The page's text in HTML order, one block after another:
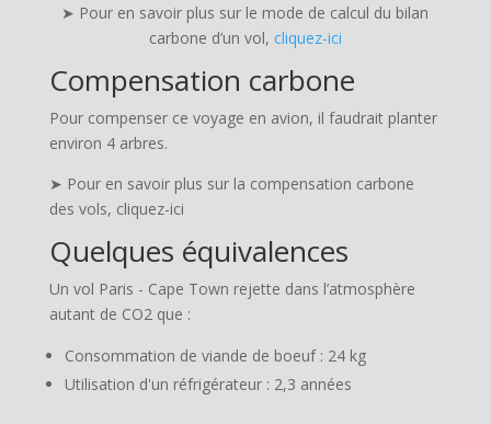
➤ Pour en savoir plus sur le mode de calcul du bilan
carbone d’un vol, cliquez-ici
Compensation carbone
Pour compenser ce voyage en avion, il faudrait planter
environ 4 arbres.
➤ Pour en savoir plus sur la compensation carbone
des vols, cliquez-ici
Quelques équivalences
Un vol Paris - Cape Town rejette dans l’atmosphère
autant de CO2 que :
Consommation de viande de boeuf : 24 kg
Utilisation d'un réfrigérateur : 2,3 années